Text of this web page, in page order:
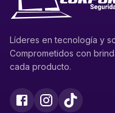
Líderes en tecnología y
Comprometidos con
cada producto.